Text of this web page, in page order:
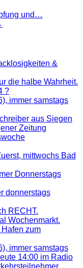
und…
&
die halbe Wahrheit.
?
immer samstags
aus Siegen
Zeitung
mittwochs Bad
Donnerstags
donnerstags
RECHT.
Wochenmarkt.
zum
immer samstags
14:00 im Radio